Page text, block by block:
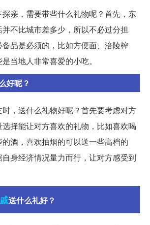
亲，需要带些什么礼物呢？首先，东
不比城市差多少，所以不必过分担
品是必须的，比如方便面、涪陵榨
当地人非常喜爱的小吃。
好呢？
，送什么礼物好呢？首先要考虑对方
择能让对方喜欢的礼物，比如喜欢喝
酒，喜欢抽烟的可以送一些高档的
身经济情况量力而行，让对方感受到
送什么礼好？